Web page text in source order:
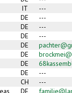
IT
---
DE
---
DE
---
DE
---
DE
DE
DE
DE
---
CH
---
DE